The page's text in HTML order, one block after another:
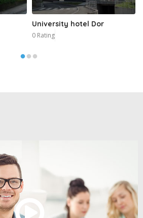
University hotel Dor
0 Rating